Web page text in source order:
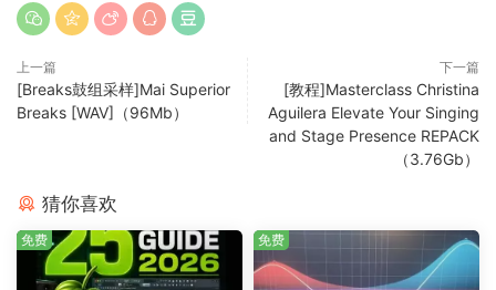
上一篇
[Breaks鼓组采样]Mai Superior
Breaks [WAV]（96Mb）
下一篇
[教程]Masterclass Christina
Aguilera Elevate Your Singing
and Stage Presence REPACK
（3.76Gb）
猜你喜欢
免费 免费